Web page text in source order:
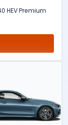
HEV Premium